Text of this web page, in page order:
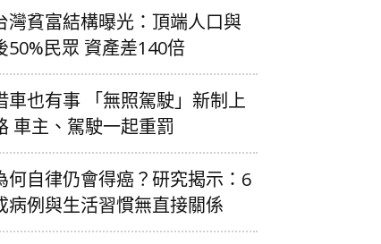
灣貧富結構曝光：頂端人口與
50%民眾 資產差140倍
車也有事 「無照駕駛」新制上
車主、駕駛一起重罰
何自律仍會得癌？研究揭示：6
病例與生活習慣無直接關係